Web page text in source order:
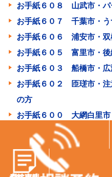
お手紙６０８ 山武市・パ
お手紙６０７ 千葉市・う
お手紙６０６ 浦安市・双
お手紙６０５ 富里市・後
お手紙６０３ 船橋市・広
お手紙６０２ 匝瑳市・注
の方
お手紙６００ 大網白里市
お手紙５９９ 千葉市・
お手紙５９８ 鴨川市・発
お手紙５９７ 鎌ヶ谷市・